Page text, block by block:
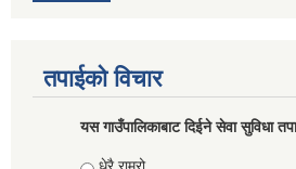
तपाईको विचार
यस गाउँपालिकाबाट दिईने सेवा सुविधा
Choices
धेरै राम्रो